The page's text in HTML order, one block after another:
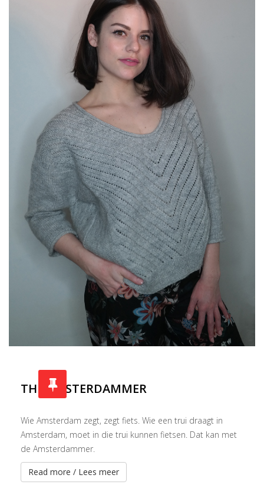
THE AMSTERDAMMER
Wie Amsterdam zegt, zegt fiets. Wie een trui draagt in
Amsterdam, moet in die trui kunnen fietsen. Dat kan met
de Amsterdammer.
Read more / Lees meer